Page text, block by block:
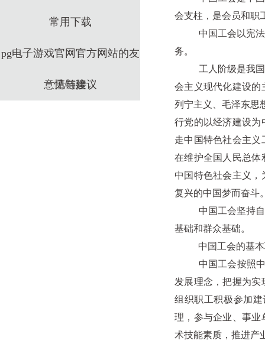
常用下载
pg电子游戏官网官方网站的友
情链接
意见与建议
会支柱，是会员和职
中国工会以宪法为
务。
工人阶级是我国的
会主义现代化建设的
列宁主义、毛泽东思
行党的以经济建设为
走中国特色社会主
在维护全国人民总体
中国特色社会主义
复兴的中国梦而奋斗
中国工会坚持自觉
基础和群众基础。
中国工会的基本职
中国工会按照中国
发展理念，把握为
组织职工积极参加
理，参与企业、事业
术技能素质，推进产